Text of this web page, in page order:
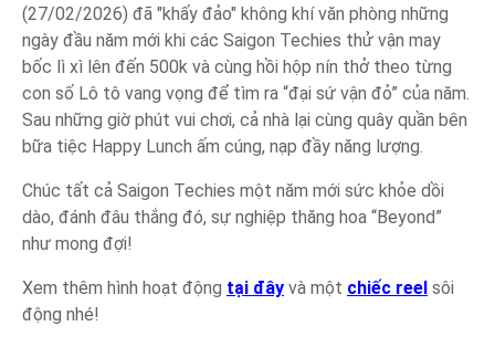
(27/02/2026) đã "khấy đảo" không khí văn phòng những
ngày đầu năm mới khi các Saigon Techies thử vận may
bốc lì xì lên đến 500k và cùng hồi hộp nín thở theo từng
con số Lô tô vang vọng để tìm ra “đại sứ vận đỏ” của năm.
Sau những giờ phút vui chơi, cả nhà lại cùng quây quần bên
bữa tiệc Happy Lunch ấm cúng, nạp đầy năng lượng.
Chúc tất cả Saigon Techies một năm mới sức khỏe dồi
dào, đánh đâu thắng đó, sự nghiệp thăng hoa “Beyond”
như mong đợi!
Xem thêm hình hoạt động tại đây và một chiếc reel sôi
động nhé!